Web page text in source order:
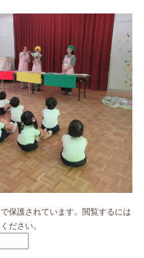
保護されています。閲覧するには
ださい。